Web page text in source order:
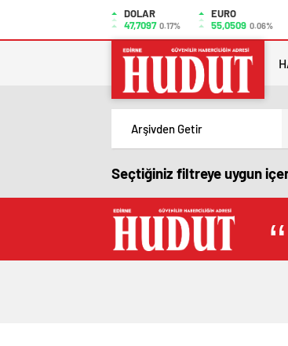
DOLAR
47,7097 0.17%
EURO
55,0509 0.06%
Seçtiğiniz filtreye uygun